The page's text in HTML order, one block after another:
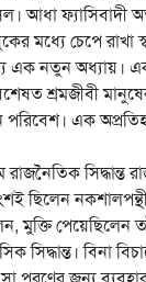
ফ্যাসিবাদী
মধ্যে চেপে রাখা
এক নতুন অধ্যায়।
শ্রমজীবী
এক
রাজনৈতিক সিদ্ধান্ত
ছিলেন
মুক্তি
সিদ্ধান্ত। বিনা
পূরণের জন্য